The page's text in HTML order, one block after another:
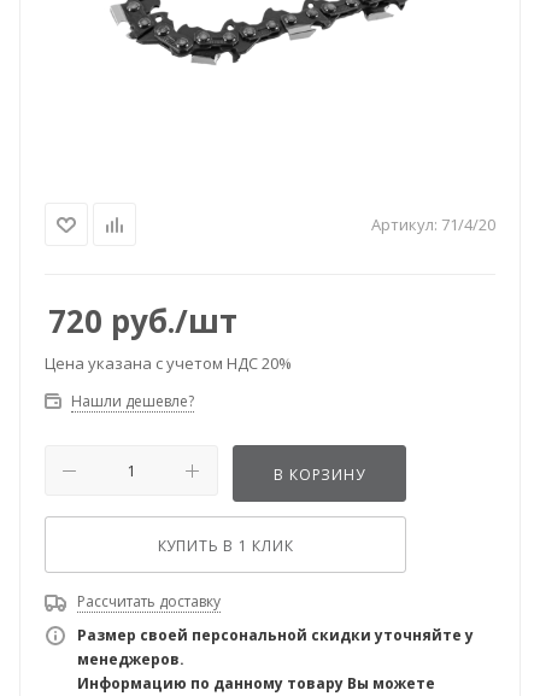
Артикул: 71/4/20
720 руб./шт
Цена указана с учетом НДС 20%
Нашли дешевле?
В КОРЗИНУ
КУПИТЬ В 1 КЛИК
Рассчитать доставку
Размер своей персональной скидки уточняйте у
менеджеров.
Информацию по данному товару Вы можете